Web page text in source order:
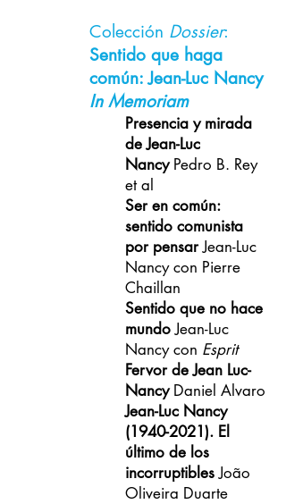
Colección Dossier:
Sentido que haga
común: Jean-Luc Nancy
In Memoriam
Presencia y mirada
de Jean-Luc
Nancy Pedro B. Rey
et al
Ser en común:
sentido comunista
por pensarJean-Luc
Nancy con Pierre
Chaillan
Sentido que no hace
mundoJean-Luc
Nancy con Esprit
Fervor de Jean Luc-
Nancy Daniel Alvaro
Jean-Luc Nancy
(1940-2021). El
último de los
incorruptiblesJoão
Oliveira Duarte